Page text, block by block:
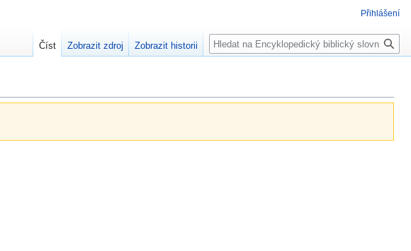
Přihlášení
Číst Zobrazit zdroj Zobrazit historii Hledat